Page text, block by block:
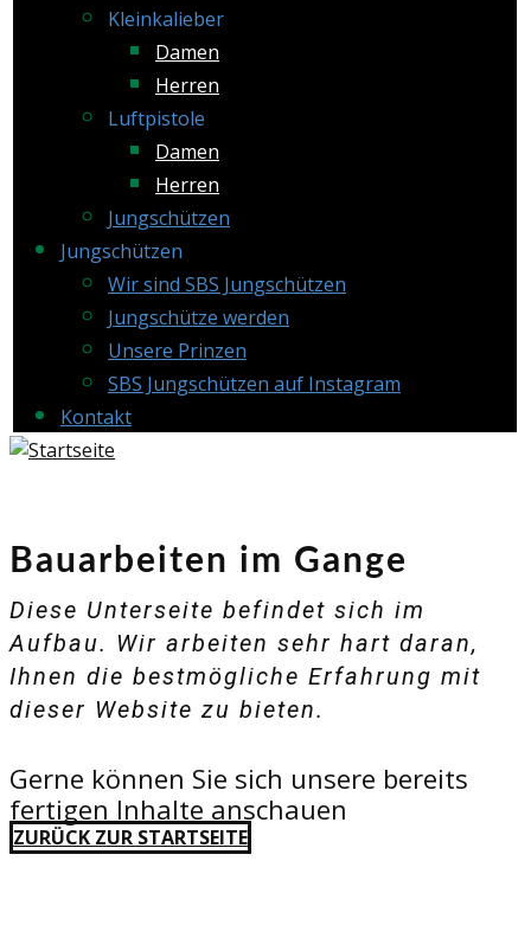
Kleinkalieber
Damen
Herren
Luftpistole
Damen
Herren
Jungschützen
Jungschützen
Wir sind SBS Jungschützen
Jungschütze werden
Unsere Prinzen
SBS Jungschützen auf Instagram
Kontakt
Bauarbeiten im Gange
Diese Unterseite befindet sich im
Aufbau. Wir arbeiten sehr hart daran,
Ihnen die bestmögliche Erfahrung mit
dieser Website zu bieten.
Gerne können Sie sich unsere bereits
fertigen Inhalte anschauen
ZURÜCK ZUR STARTSEITE